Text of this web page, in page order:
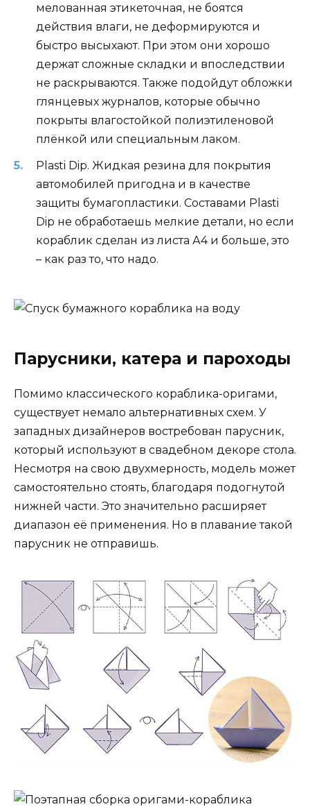
мелованная этикеточная, не боятся
действия влаги, не деформируются и
быстро высыхают. При этом они хорошо
держат сложные складки и впоследствии
не раскрываются. Также подойдут обложки
глянцевых журналов, которые обычно
покрыты влагостойкой полиэтиленовой
плёнкой или специальным лаком.
Plasti Dip. Жидкая резина для покрытия
автомобилей пригодна и в качестве
защиты бумагопластики. Составами Plasti
Dip не обработаешь мелкие детали, но если
кораблик сделан из листа А4 и больше, это
– как раз то, что надо.
Парусники, катера и пароходы
Помимо классического кораблика-оригами,
существует немало альтернативных схем. У
западных дизайнеров востребован парусник,
который используют в свадебном декоре стола.
Несмотря на свою двухмерность, модель может
самостоятельно стоять, благодаря подогнутой
нижней части. Это значительно расширяет
диапазон её применения. Но в плавание такой
парусник не отправишь.